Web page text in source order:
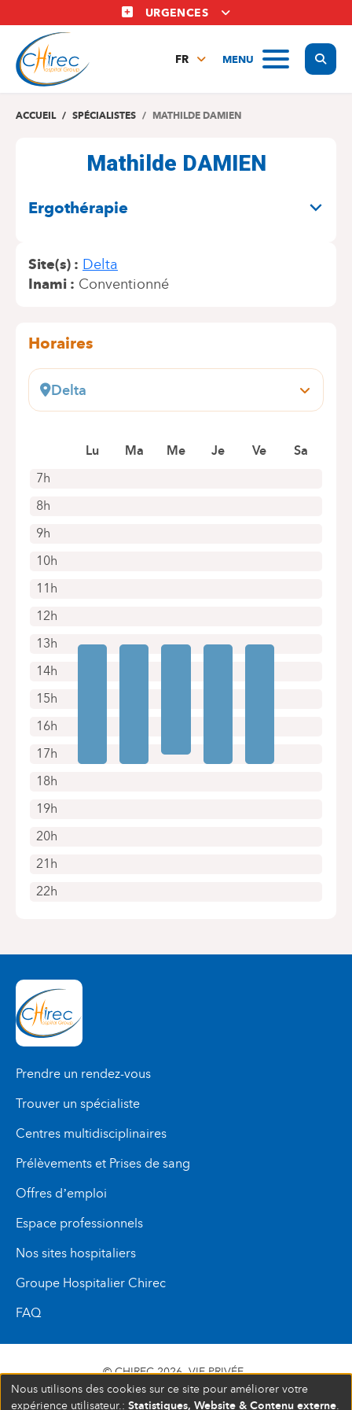
au
contenu
principal
URGENCES
MENU
FR
EN
ACCUEIL SPÉCIALISTES MATHILDE DAMIEN
Mathilde DAMIEN
Ergothérapie
Site(s)
Delta
Inami
Conventionné
Horaires
Delta
Boulevard du Triomphe, 201
+32 2 434 54 20
Rendez-vous uniquement par téléphone
7h
8h
9h
10h
11h
12h
13h
14h
15h
16h
17h
18h
19h
20h
21h
22h
Lu Ma Me Je Ve Sa
Prendre un rendez-vous
Trouver un spécialiste
Centres multidisciplinaires
Prélèvements et Prises de sang
Offres d’emploi
Espace professionnels
Nos sites hospitaliers
Groupe Hospitalier Chirec
FAQ
© CHIREC 2026 VIE PRIVÉE
SIÈGE SOCIAL BOULEVARD DU TRIOMPHE 201 1160
Nous utilisons des cookies sur ce site pour améliorer votre
expérience utilisateur.: Statistiques, Website & Contenu externe.